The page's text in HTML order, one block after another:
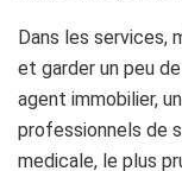
Dans les services,
et garder un peu
agent immobilier,
professionnels de
medicale, le plus